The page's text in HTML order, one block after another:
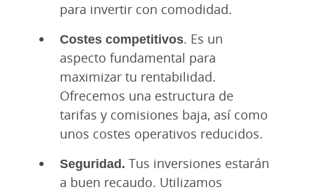
para invertir con comodidad.
Costes competitivos. Es un
aspecto fundamental para
maximizar tu rentabilidad.
Ofrecemos una estructura de
tarifas y comisiones baja, así como
unos costes operativos reducidos.
Seguridad. Tus inversiones estarán
a buen recaudo. Utilizamos